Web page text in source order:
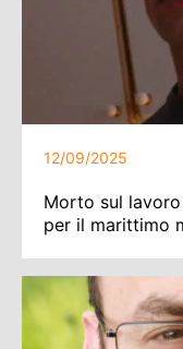
12/09/2025
Morto sul lavoro
per il marittimo